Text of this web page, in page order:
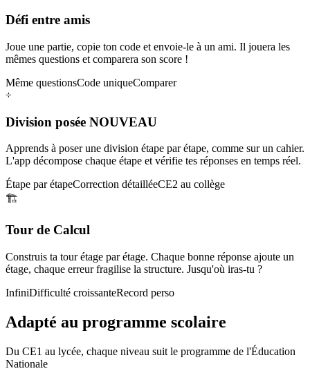
Défi entre amis
Joue une partie, copie ton code et envoie-le à un ami. Il jouera les
mêmes questions et comparera son score !
Même questionsCode uniqueComparer
÷
Division posée NOUVEAU
Apprends à poser une division étape par étape, comme sur un cahier.
L'app décompose chaque étape et vérifie tes réponses en temps réel.
Étape par étapeCorrection détailléeCE2 au collège
🏗️
Tour de Calcul
Construis ta tour étage par étage. Chaque bonne réponse ajoute un
étage, chaque erreur fragilise la structure. Jusqu'où iras-tu ?
InfiniDifficulté croissanteRecord perso
Adapté au programme scolaire
Du CE1 au lycée, chaque niveau suit le programme de l'Éducation
Nationale